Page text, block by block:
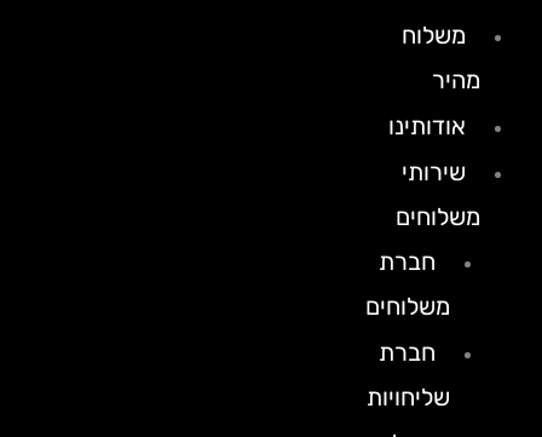
משלוח
מהיר
אודותינו
שירותי
משלוחים
חברת
משלוחים
חברת
שליחויות